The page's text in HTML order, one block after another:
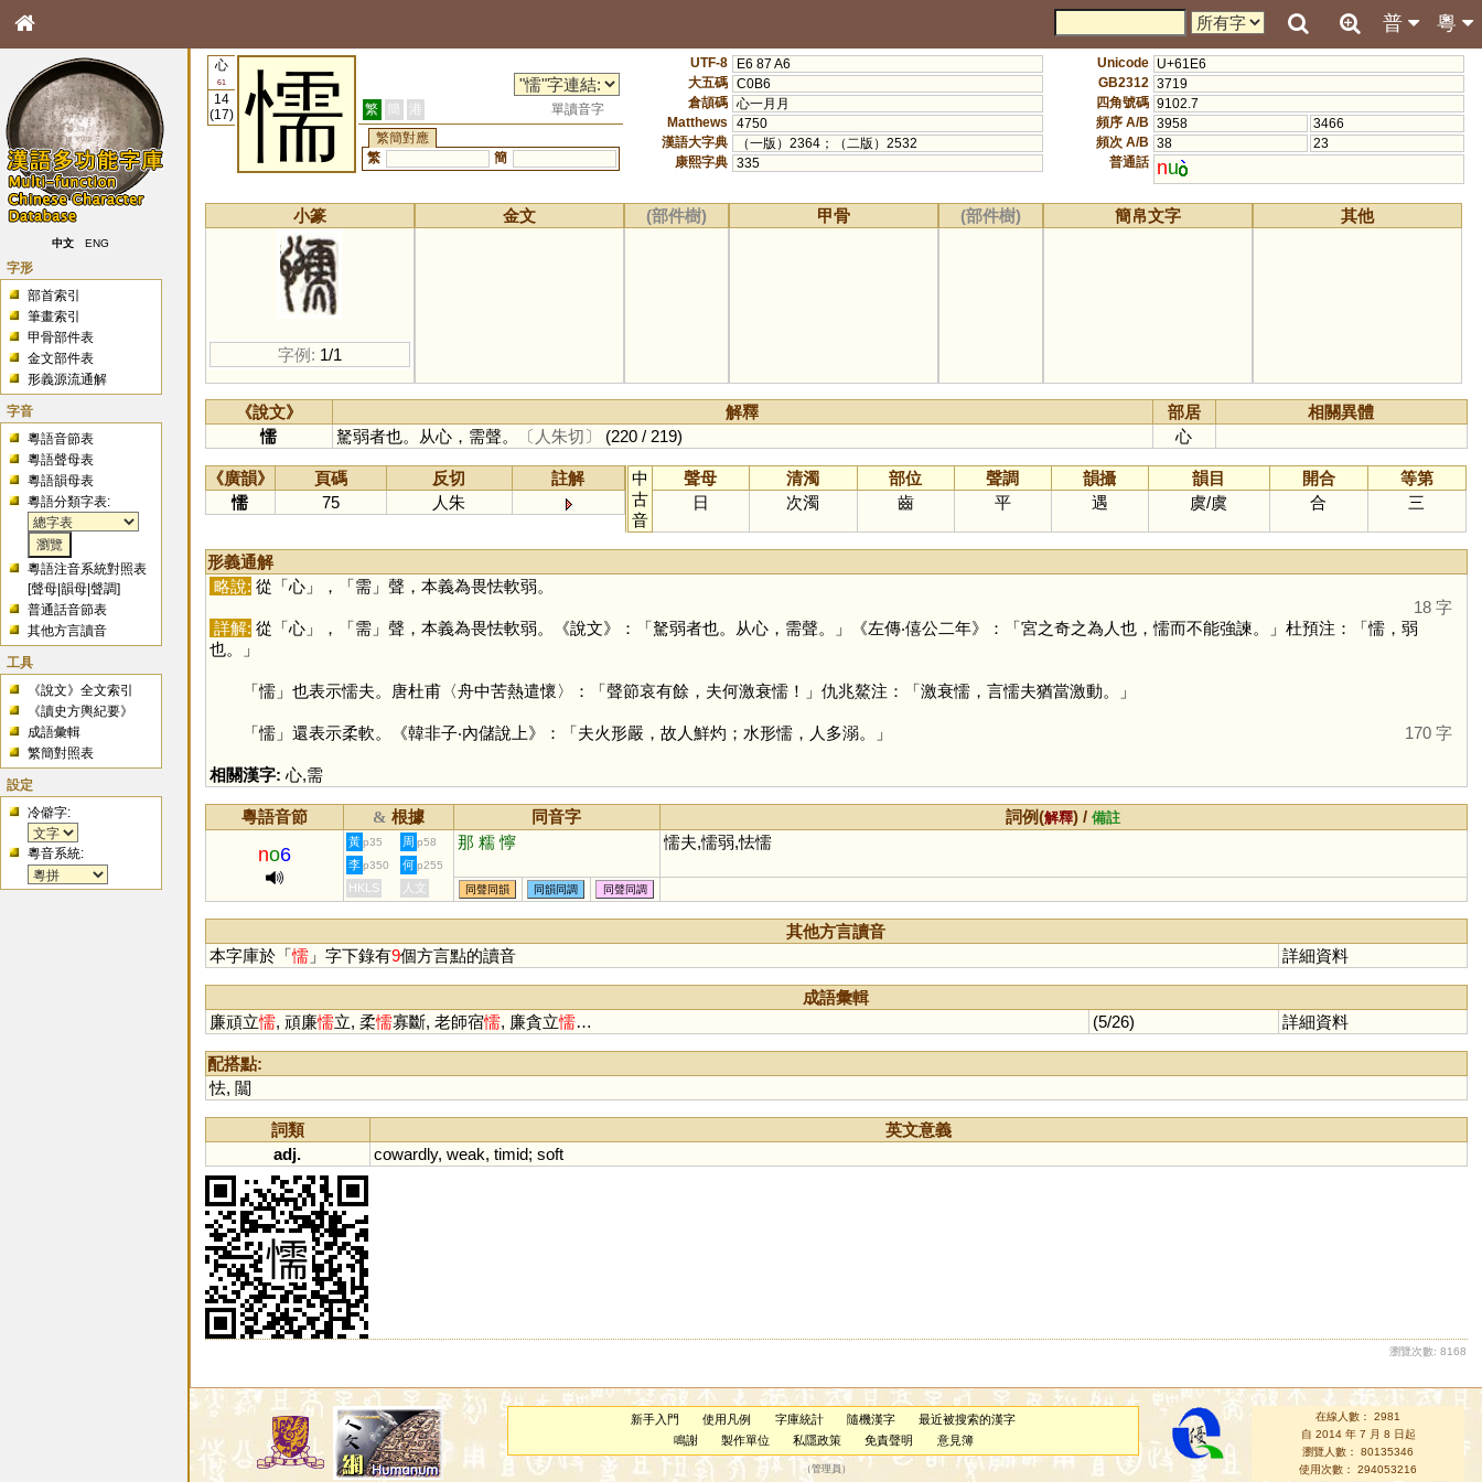
粵
普
中文 ENG
字形
部首索引
筆畫索引
甲骨部件表
金文部件表
形義源流通解
字音
粵語音節表
粵語聲母表
粵語韻母表
粵語分類字表:
粵語注音系統對照表
[聲母 |韻母 |聲調]
普通話音節表
其他方言讀音
工具
《說文》全文索引
《讀史方輿紀要》
成語彙輯
繁簡對照表
設定
冷僻字:
粵音系統:
心
61
14
(17)
懦 繁 簡 港
單讀音字
繁簡對應
繁
簡
UTF-8
E6 87 A6
大五碼 C0B6
倉頡碼 心一月月
Matthews
4750
漢語大字典
（一版）2364；（二版）2532
康熙字典 335
Unicode U+61E6
GB2312 3719
四角號碼 9102.7
頻序 A/B 3958
3466
頻次 A/B 38
23
普通話 nu
小篆
字例: 1/1
金文 (部件樹) 甲骨 (部件樹) 簡帛文字 其他
《說文》 解釋 部居
相關異體
懦
駑弱者也。从心，需聲。 〔人朱切〕 (220 / 219) 心
《廣韻》 頁碼 反切
註解
懦
75 人朱
中
古
音
聲母 清濁 部位 聲調 韻攝 韻目 開合
等第
日
次濁 齒 平 遇 虞/虞 合 三
形義通解
略說: 從「心」，「需」聲，本義為畏怯軟弱。
18 字
詳解: 從「心」，「需」聲，本義為畏怯軟弱。《說文》：「駑弱者也。从心，需聲。」《左傳‧僖公二年》：「宮之奇之為人也，懦而不能強諫。」杜預注：「懦，弱
也。」
「懦」也表示懦夫。唐杜甫〈舟中苦熱遣懷〉：「聲節哀有餘，夫何激衰懦！」仇兆鰲注：「激衰懦，言懦夫猶當激動。」
「懦」還表示柔軟。《韓非子‧內儲說上》：「夫火形嚴，故人鮮灼；水形懦，人多溺。」 170 字
相關漢字: 心,需
粵語音節 & 根據 同音字 詞例(解釋) /備註
no6
黃 p35 周 p58 那 糯 懧 懦夫,懦弱,怯懦
李 p350 何 p255
HKLS 人文 同聲同韻 同韻同調 同聲同調
其他方言讀音
本字庫於「懦」字下錄有9個方言點的讀音 詳細資料
成語彙輯
廉頑立懦, 頑廉懦立, 柔懦寡斷, 老師宿懦, 廉貪立懦… (5/26) 詳細資料
配搭點:
怯, 闒
詞類
英文意義
adj.
cowardly, weak, timid; soft
瀏覽次數: 8168
新手入門 使用凡例 字庫統計 隨機漢字
最近被搜索的漢字
鳴謝
製作單位 私隱政策 免責聲明 意見簿
（管理員 ）
在線人數： 2981
自 2014 年 7 月 8 日起
瀏覽人數： 80135346
使用次數： 294053216